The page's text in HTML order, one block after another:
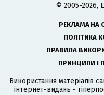
© 2005-2026,
РЕКЛАМА НА
ПОЛІТИКА
ПРАВИЛА
ПРИНЦИПИ І
Використання матеріалів
інтернет-видань -